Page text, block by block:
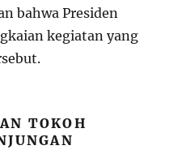
bahwa Presiden
kegiatan yang
TOKOH